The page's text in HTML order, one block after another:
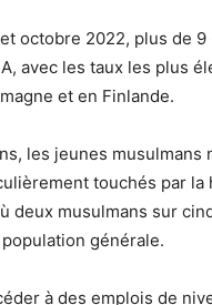
octobre 2022, plus de 9
avec les taux les plus
et en Finlande.
les jeunes musulmans
touchés par
deux musulmans sur
générale.
à des emplois de